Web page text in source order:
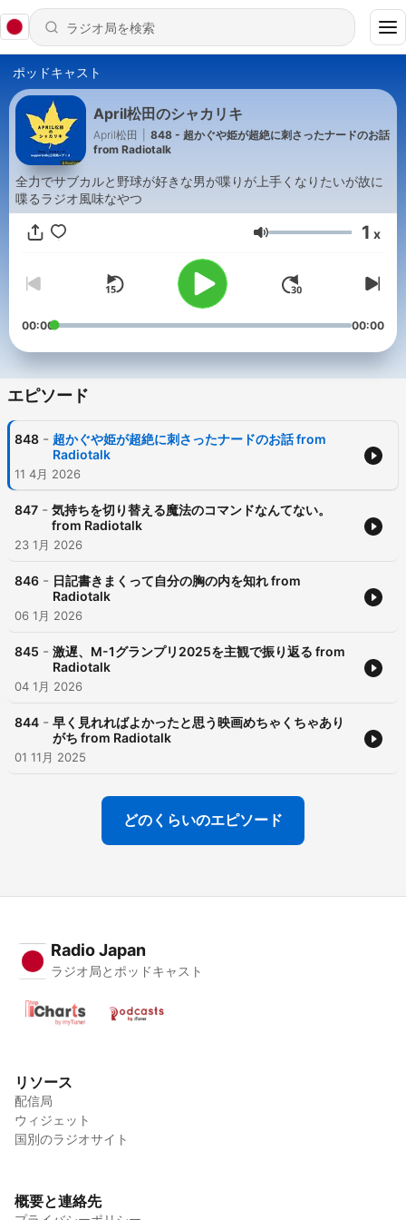
ポッドキャスト
April松田のシャカリキ
April松田
848 - 超かぐや姫が超絶に刺さったナードのお話
from Radiotalk
全力でサブカルと野球が好きな男が喋りが上手くなりたいが故に
喋るラジオ風味なやつ
音量 1 x
00:00 00:00
エピソード
848 - 超かぐや姫が超絶に刺さったナードのお話 from
Radiotalk
11 4月 2026
847 - 気持ちを切り替える魔法のコマンドなんてない。
from Radiotalk
23 1月 2026
846 - 日記書きまくって自分の胸の内を知れ from
Radiotalk
06 1月 2026
845 - 激遅、M-1グランプリ2025を主観で振り返る from
Radiotalk
04 1月 2026
844 - 早く見れればよかったと思う映画めちゃくちゃあり
がち from Radiotalk
01 11月 2025
どのくらいのエピソード
Radio Japan
ラジオ局とポッドキャスト
リソース
配信局
ウィジェット
国別のラジオサイト
概要と連絡先